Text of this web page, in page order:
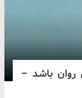
روان باشـد –